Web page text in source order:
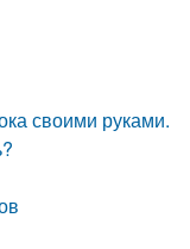
своими руками.